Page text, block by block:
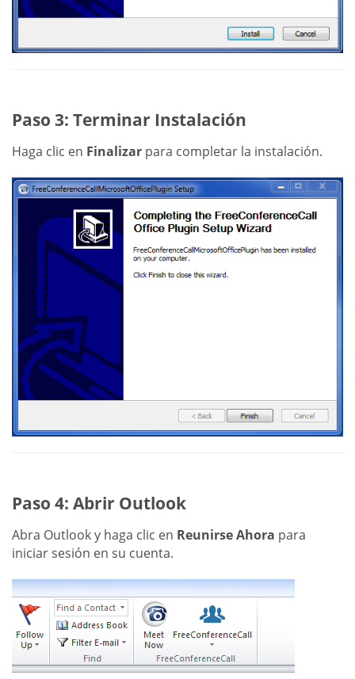
Paso 3: Terminar Instalación
Haga clic en Finalizar para completar la instalación.
Paso 4: Abrir Outlook
Abra Outlook y haga clic en Reunirse Ahora para
iniciar sesión en su cuenta.